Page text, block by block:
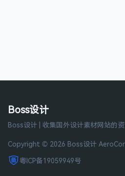
Boss设计
Boss设计 | 收集国外设计素材网站的
Copyright © 2026 Boss设计
粤ICP备19059949号